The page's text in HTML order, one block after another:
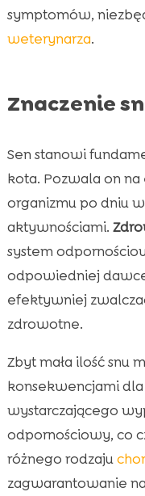
symptomów,
weterynarza.
Znaczenie
Sen stanowi
kota. Pozwala on
organizmu po dniu
aktywnościami.
system
odpowiedniej
efektywniej
zdrowotne.
Zbyt mała ilość snu
konsekwencjami
wystarczającego
odpornościowy, co
różnego rodzaju
zagwarantowanie